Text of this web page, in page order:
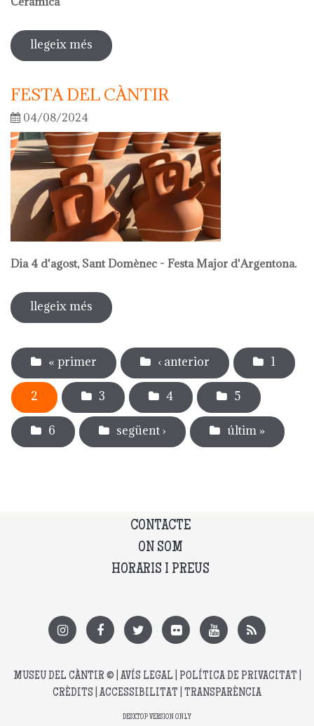
llegeix més sobre oriol calvo nou president de
l'acadèmia internacional de ceràmica
FESTA DEL CÀNTIR
04/08/2024
Dia 4 d'agost, Sant Domènec - Festa Major d'Argentona.
llegeix més sobre festa del càntir
Pàgines
« primer ‹ anterior 1
2 3 4 5
6 següent › últim »
CONTACTE
ON SOM
HORARIS I PREUS
MUSEU DEL CÀNTIR © | AVÍS LEGAL POLÍTICA DE PRIVACITAT
CRÈDITS ACCESSIBILITAT TRANSPARÈNCIA
DESKTOP VERSION ONLY